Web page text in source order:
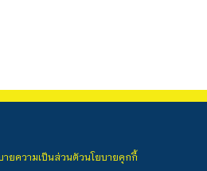
ายความเป็นส่วนตัวนโยบายคุกกี้